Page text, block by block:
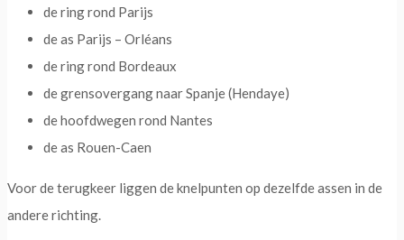
de ring rond Parijs
de as Parijs – Orléans
de ring rond Bordeaux
de grensovergang naar Spanje (Hendaye)
de hoofdwegen rond Nantes
de as Rouen-Caen
Voor de terugkeer liggen de knelpunten op dezelfde assen in de
andere richting.